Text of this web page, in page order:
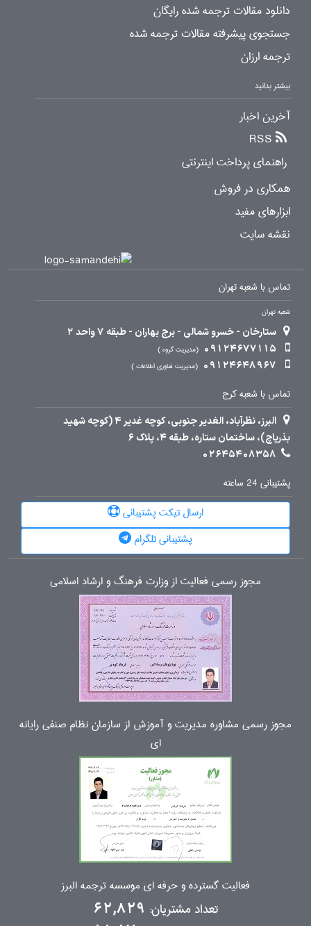
دانلود مقالات ترجمه شده رایگان
جستجوی پیشرفته مقالات ترجمه شده
ترجمه ارزان
بیشتر بدانید
آخرین اخبار
RSS
راهنمای پرداخت اینترنتی
همکاری در فروش
ابزارهای مفید
نقشه سایت
تماس با شعبه تهران
شعبه تهران
ستارخان - خسرو شمالی - برج بهاران - طبقه 7 واحد 2
09124677115
مدیریت گروه
09124648967 مدیریت فناوری اطلاعات
تماس با شعبه کرج
البرز، نظرآباد، الغدیر جنوبی، کوچه غدیر 4 (کوچه شهید
بذرپاچ)، ساختمان ستاره، طبقه 4، پلاک 6
02645408358
پشتیبانی 24 ساعته
ارسال تیکت پشتیبانی
پشتیبانی تلگرام
مجوز رسمی فعالیت از وزارت فرهنگ و ارشاد اسلامی
مجوز رسمی مشاوره مدیریت و آموزش از سازمان نظام صنفی رایانه
ای
فعالیت گسترده و حرفه ای موسسه ترجمه البرز
تعداد مشتریان: 62,829